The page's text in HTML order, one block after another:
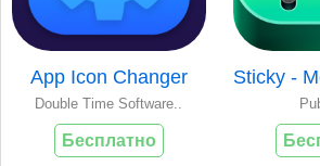
App Icon Changer
Double Time Software..
Бесплатно